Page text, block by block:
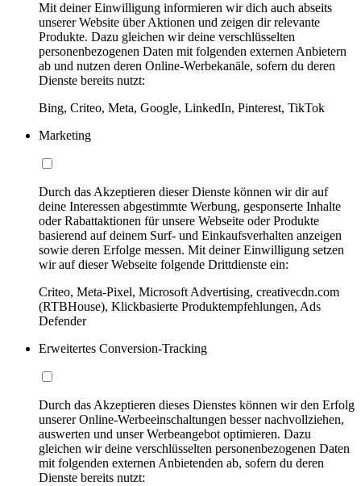
Mit deiner Einwilligung informieren wir dich auch abseits
unserer Website über Aktionen und zeigen dir relevante
Produkte. Dazu gleichen wir deine verschlüsselten
personenbezogenen Daten mit folgenden externen Anbietern
ab und nutzen deren Online-Werbekanäle, sofern du deren
Dienste bereits nutzt:
Bing, Criteo, Meta, Google, LinkedIn, Pinterest, TikTok
Marketing
Durch das Akzeptieren dieser Dienste können wir dir auf
deine Interessen abgestimmte Werbung, gesponserte Inhalte
oder Rabattaktionen für unsere Webseite oder Produkte
basierend auf deinem Surf- und Einkaufsverhalten anzeigen
sowie deren Erfolge messen. Mit deiner Einwilligung setzen
wir auf dieser Webseite folgende Drittdienste ein:
Criteo, Meta-Pixel, Microsoft Advertising, creativecdn.com
(RTBHouse), Klickbasierte Produktempfehlungen, Ads
Defender
Erweitertes Conversion-Tracking
Durch das Akzeptieren dieses Dienstes können wir den Erfolg
unserer Online-Werbeeinschaltungen besser nachvollziehen,
auswerten und unser Werbeangebot optimieren. Dazu
gleichen wir deine verschlüsselten personenbezogenen Daten
mit folgenden externen Anbietenden ab, sofern du deren
Dienste bereits nutzt: